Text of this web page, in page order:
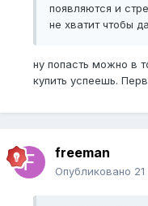
появляются и
не хватит чтобы
ну попасть можно в
купить успеешь.
freeman
Опубликовано